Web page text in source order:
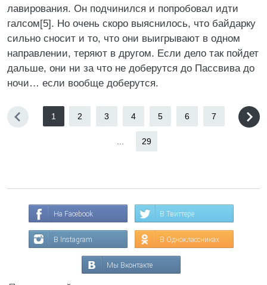
лавирования. Он подчинился и попробовал идти
галсом[5]. Но очень скоро выяснилось, что байдарку
сильно сносит и то, что они выигрывают в одном
направлении, теряют в другом. Если дело так пойдет
дальше, они ни за что не доберутся до Пассвива до
ночи… если вообще доберутся.
1 2 3 4 5 6 7
29
На Facebook В Твиттере
В Instagram В Одноклассниках
Мы Вконтакте